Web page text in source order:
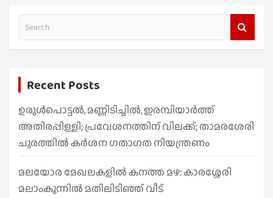
a
h
Recent Posts
ഉരുൾപൊട്ടൽ, മണ്ണിടിച്ചിൽ, ഇരമ്പിയാര്‍ത്ത്
അതിരപ്പിള്ളി; പ്രവേശനത്തിന് വിലക്ക്; താമരശേരി
ചുരത്തില്‍ കര്‍ശന ഗതാഗത നിയന്ത്രണം
മലയോര മേഖലകളിൽ കനത്ത മഴ: കാരശ്ശേരി
മലാംകുന്നിൽ മതിലിടിഞ്ഞ് വീട്